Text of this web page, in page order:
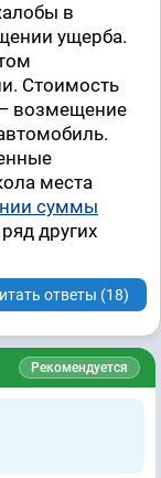
в
ущерба.
Стоимость
возмещение
места
суммы
других
ответы (18)
Рекомендуется